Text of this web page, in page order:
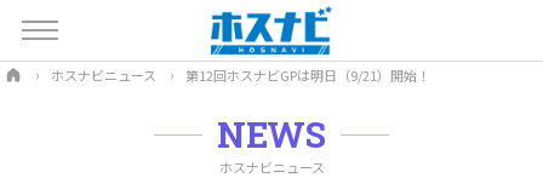
ホスナビニュース 第12回ホスナビGPは明日（9/21）開始！
NEWS
ホスナビニュース